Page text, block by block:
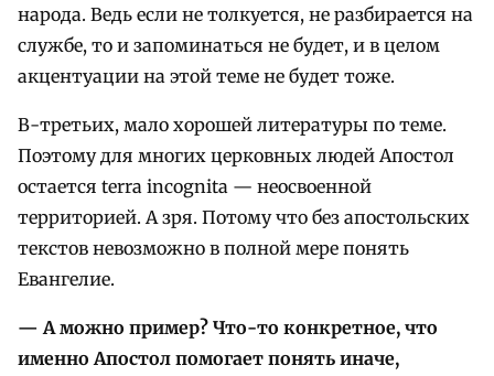
народа. Ведь если не толкуется, не разбирается на
службе, то и запоминаться не будет, и в целом
акцентуации на этой теме не будет тоже.
В-третьих, мало хорошей литературы по теме.
Поэтому для многих церковных людей Апостол
остается terra incognita — неосвоенной
территорией. А зря. Потому что без апостольских
текстов невозможно в полной мере понять
Евангелие.
— А можно пример? Что-то конкретное, что
именно Апостол помогает понять иначе,